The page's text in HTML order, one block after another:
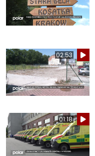
02:53
01:18